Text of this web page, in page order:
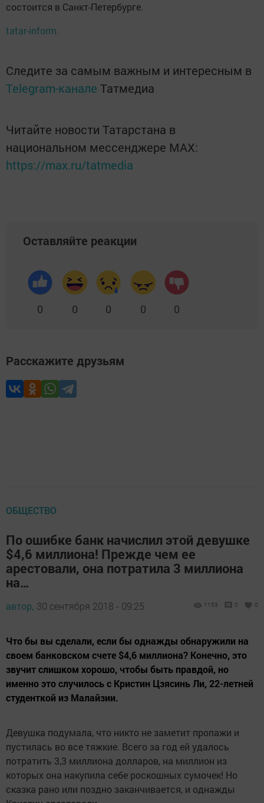
состоится в Санкт-Петербурге.
tatar-inform.
Следите за самым важным и интересным в
Telegram-канале Татмедиа
Читайте новости Татарстана в
национальном мессенджере MАХ:
https://max.ru/tatmedia
Оставляйте реакции
0 0 0 0 0
Расскажите друзьям
ОБЩЕСТВО
По ошибке банк начислил этой девушке
$4,6 миллиона! Прежде чем ее
арестовали, она потратила 3 миллиона
на…
автор, 30 сентября 2018 - 09:25 1153 0 0
Что бы вы сделали, если бы однажды обнаружили на
своем банковском счете $4,6 миллиона? Конечно, это
звучит слишком хорошо, чтобы быть правдой, но
именно это случилось с Кристин Цзясинь Ли, 22-летней
студенткой из Малайзии.
Девушка подумала, что никто не заметит пропажи и
пустилась во все тяжкие. Всего за год ей удалось
потратить 3,3 миллиона долларов, на миллион из
которых она накупила себе роскошных сумочек! Но
сказка рано или поздно заканчивается, и однажды